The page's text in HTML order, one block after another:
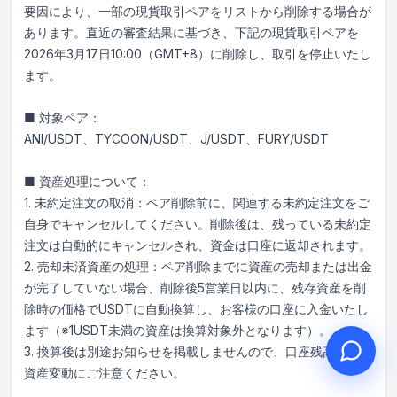
要因により、一部の現貨取引ペアをリストから削除する場合が
あります。直近の審査結果に基づき、下記の現貨取引ペアを
2026年3月17日10:00（GMT+8）に削除し、取引を停止いたし
ます。
■ 対象ペア：
ANI/USDT、TYCOON/USDT、J/USDT、FURY/USDT
■ 資産処理について：
1. 未約定注文の取消：ペア削除前に、関連する未約定注文をご
自身でキャンセルしてください。削除後は、残っている未約定
注文は自動的にキャンセルされ、資金は口座に返却されます。
2. 売却未済資産の処理：ペア削除までに資産の売却または出金
が完了していない場合、削除後5営業日以内に、残存資産を削
除時の価格でUSDTに自動換算し、お客様の口座に入金いたし
ます（※1USDT未満の資産は換算対象外となります）。
3. 換算後は別途お知らせを掲載しませんので、口座残高および
資産変動にご注意ください。
オンラインカスタマーサービスがご利用
チケット進捗を確認